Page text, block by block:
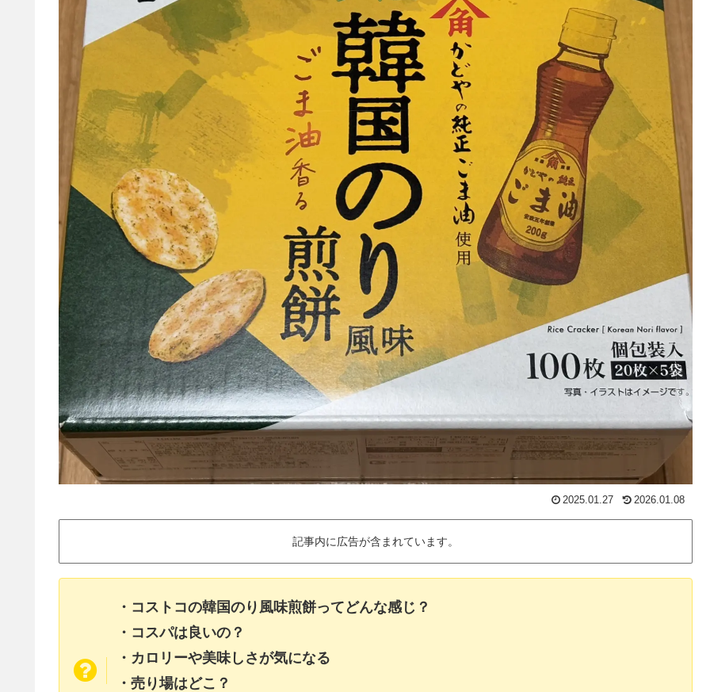
2025.01.27 2026.01.08
記事内に広告が含まれています。
・コストコの韓国のり風味煎餅ってどんな感じ？
・コスパは良いの？
・カロリーや美味しさが気になる
・売り場はどこ？